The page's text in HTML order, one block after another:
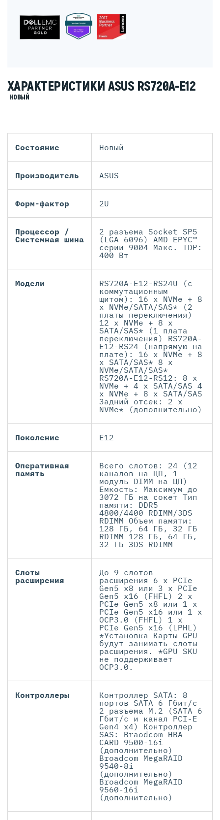
ХАРАКТЕРИСТИКИ ASUS RS720A-E12
НОВЫЙ
Состояние Новый
Производитель ASUS
Форм-фактор 2U
Процессор /
Системная шина
2 разъема Socket SP5
(LGA 6096) AMD EPYC™
серии 9004 Макс. TDP:
400 Вт
Модели
RS720A-E12-RS24U (с
коммутационным
щитом): 16 x NVMe + 8
x NVMe/SATA/SAS* (2
платы переключения)
12 x NVMe + 8 x
SATA/SAS* (1 плата
переключения) RS720A-
E12-RS24 (напрямую на
плате): 16 x NVMe + 8
x SATA/SAS* 8 x
NVMe/SATA/SAS*
RS720А-Е12-RS12: 8 x
NVMe + 4 x SATA/SAS 4
x NVMe + 8 x SATA/SAS
Задний отсек: 2 x
NVMe* (дополнительно)
Поколение Е12
Оперативная
память
Всего слотов: 24 (12
каналов на ЦП, 1
модуль DIMM на ЦП)
Емкость: Максимум до
3072 ГБ на сокет Тип
памяти: DDR5
4800/4400 RDIMM/3DS
RDIMM Объем памяти:
128 ГБ, 64 ГБ, 32 ГБ
RDIMM 128 ГБ, 64 ГБ,
32 ГБ 3DS RDIMM
Слоты
расширения
До 9 слотов
расширения 6 x PCIe
Gen5 x8 или 3 x PCIe
Gen5 x16 (FHFL) 2 x
PCIe Gen5 x8 или 1 x
PCIe Gen5 x16 или 1 x
OCP3.0 (FHFL) 1 x
PCIe Gen5 x16 (LPHL)
*Установка Карты GPU
будут занимать слоты
расширения. *GPU SKU
не поддерживает
OCP3.0.
Контроллеры
Контроллер SATA: 8
портов SATA 6 Гбит/с
2 разъема M.2 (SATA 6
Гбит/с и канал PCI-E
Gen4 x4) Контроллер
SAS: Braodcom HBA
CARD 9500-16i
(дополнительно)
Broadcom MegaRAID
9540-8i
(дополнительно)
Broadcom MegaRAID
9560-16i
(дополнительно)